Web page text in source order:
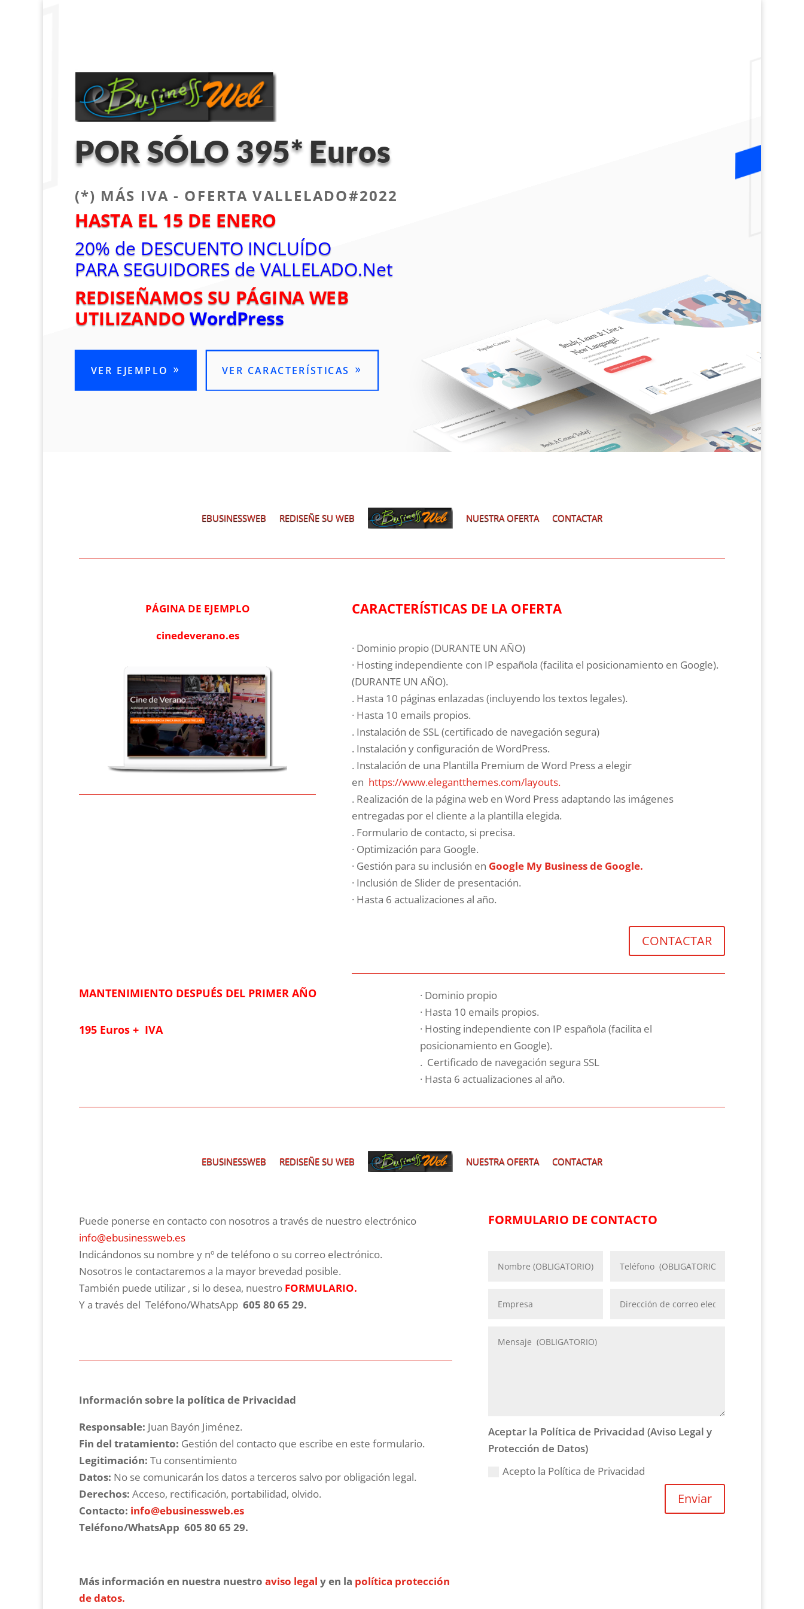
POR SÓLO 395* Euros
(*) MÁS IVA - OFERTA VALLELADO#2022
HASTA EL 15 DE ENERO
20% de DESCUENTO INCLUÍDO
PARA SEGUIDORES de VALLELADO.Net
REDISEÑAMOS SU PÁGINA WEB
UTILIZANDOWordPress
VER EJEMPLO VER CARACTERÍSTICAS
EBUSINESSWEB REDISEÑE SU WEB NUESTRA OFERTA CONTACTAR
PÁGINA DE EJEMPLO
cinedeverano.es
CARACTERÍSTICAS DE LA OFERTA
· Dominio propio (DURANTE UN AÑO)
· Hosting independiente con IP española (facilita el posicionamiento en Google).
(DURANTE UN AÑO).
. Hasta 10 páginas enlazadas (incluyendo los textos legales).
· Hasta 10 emails propios.
. Instalación de SSL (certificado de navegación segura)
. Instalación y configuración de WordPress.
. Instalación de una Plantilla Premium de Word Press a elegir
en https://www.elegantthemes.com/layouts.
. Realización de la página web en Word Press adaptando las imágenes
entregadas por el cliente a la plantilla elegida.
. Formulario de contacto, si precisa.
· Optimización para Google.
· Gestión para su inclusión en Google My Business de Google.
· Inclusión de Slider de presentación.
· Hasta 6 actualizaciones al año.
CONTACTAR
MANTENIMIENTO DESPUÉS DEL PRIMER AÑO
195 Euros + IVA
· Dominio propio
· Hasta 10 emails propios.
· Hosting independiente con IP española (facilita el
posicionamiento en Google).
. Certificado de navegación segura SSL
· Hasta 6 actualizaciones al año.
EBUSINESSWEB REDISEÑE SU WEB NUESTRA OFERTA CONTACTAR
Puede ponerse en contacto con nosotros a través de nuestro electrónico
info@ebusinessweb.es
Indicándonos su nombre y nº de teléfono o su correo electrónico.
Nosotros le contactaremos a la mayor brevedad posible.
También puede utilizar , si lo desea, nuestro FORMULARIO.
Y a través del Teléfono/WhatsApp 605 80 65 29.
Información sobre la política de Privacidad
Responsable: Juan Bayón Jiménez.
Fin del tratamiento: Gestión del contacto que escribe en este formulario.
Legitimación: Tu consentimiento
Datos: No se comunicarán los datos a terceros salvo por obligación legal.
Derechos: Acceso, rectificación, portabilidad, olvido.
Contacto: info@ebusinessweb.es
Teléfono/WhatsApp 605 80 65 29.
Más información en nuestra nuestro aviso legal y en la política protección
de datos.
FORMULARIO DE CONTACTO
Aceptar la Política de Privacidad (Aviso Legal y
Protección de Datos)
Acepto la Política de Privacidad
Enviar